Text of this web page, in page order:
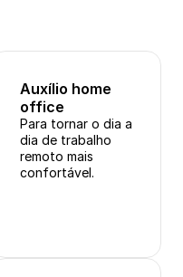
Auxílio home
office
Para tornar o dia a
dia de trabalho
remoto mais
confortável.